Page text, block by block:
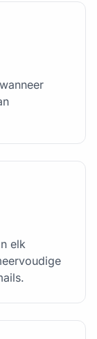
elk